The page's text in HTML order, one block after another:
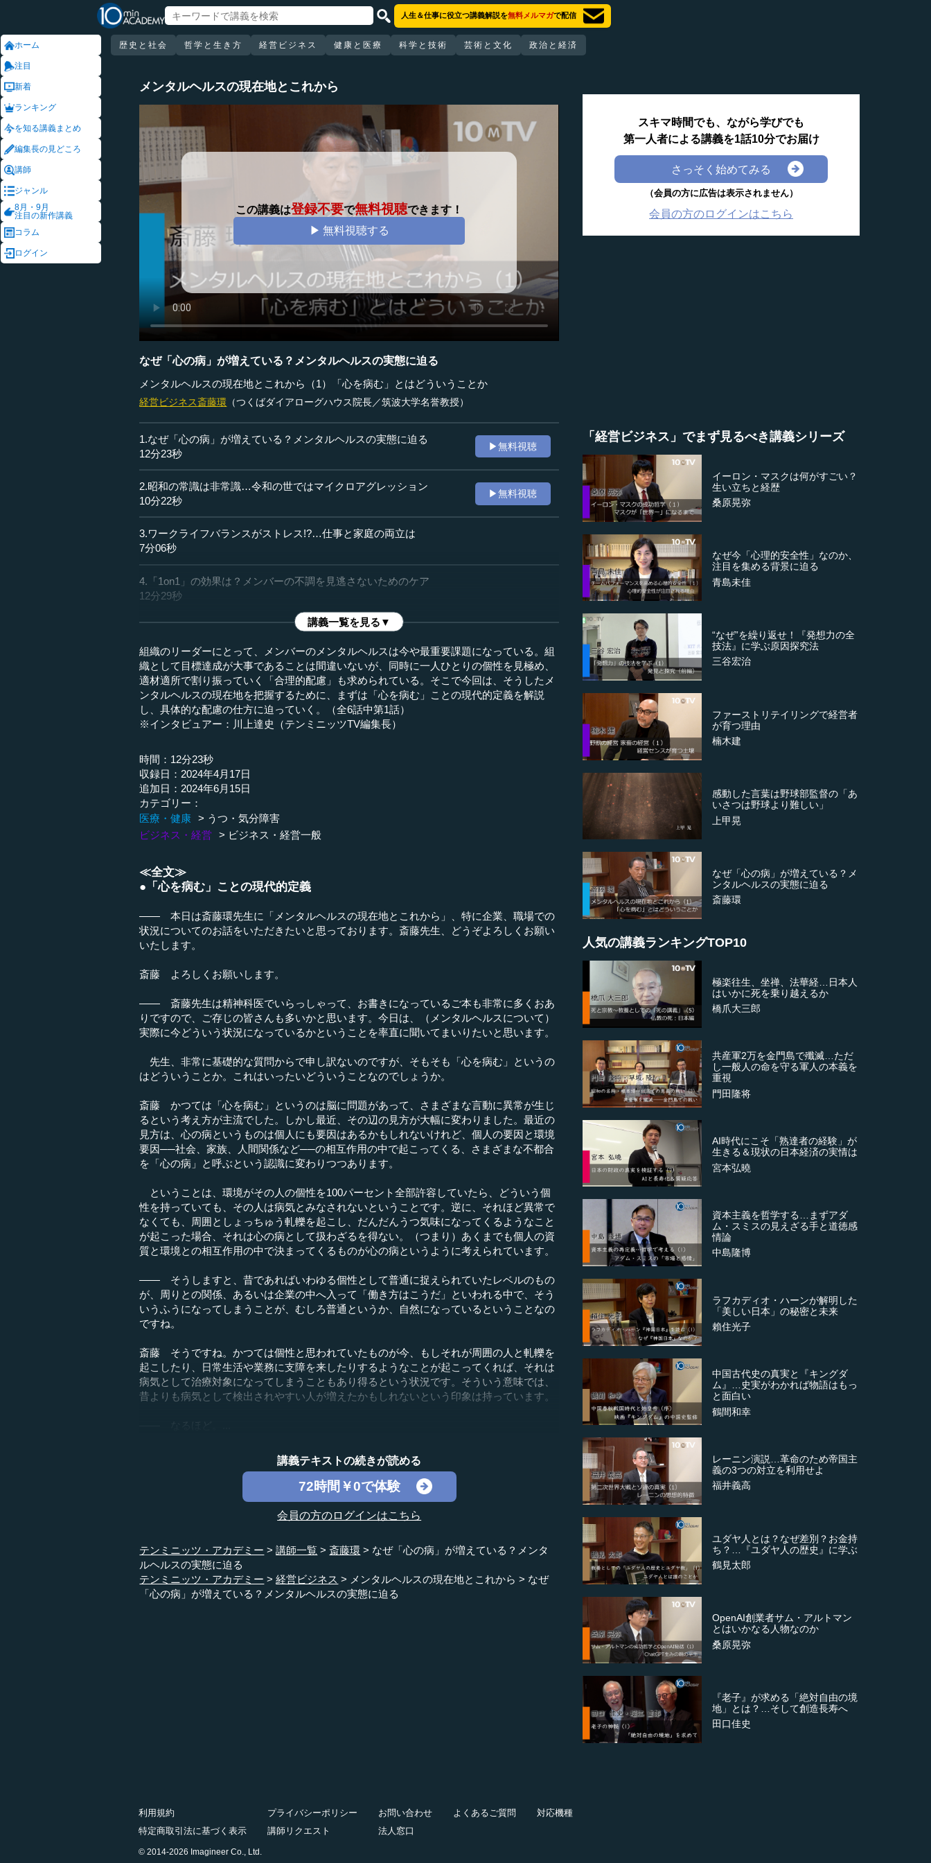
ホーム
注目
新着
ランキング
を知る講義まとめ
編集長の見どころ
講師
ジャンル
8月・9月
注目の新作講義
コラム
ログイン
人生＆仕事に役立つ講義解説を無料メルマガで配信
歴史と社会 哲学と生き方 経営ビジネス 健康と医療 科学と技術 芸術と文化 政治と経済
メンタルヘルスの現在地とこれから
この講義は登録不要で無料視聴できます！
▶ 無料視聴する
なぜ「心の病」が増えている？メンタルヘルスの実態に迫る
メンタルヘルスの現在地とこれから（1）「心を病む」とはどういうことか
経営ビジネス斎藤環 （つくばダイアローグハウス院長／筑波大学名誉教授）
1.なぜ「心の病」が増えている？メンタルヘルスの実態に迫る
12分23秒
▶無料視聴
2.昭和の常識は非常識…令和の世ではマイクロアグレッション
10分22秒
▶無料視聴
3.ワークライフバランスがストレス!?…仕事と家庭の両立は
7分06秒
4.「1on1」の効果は？メンバーの不調を見逃さないためのケア
12分29秒
講義一覧を見る▼
組織のリーダーにとって、メンバーのメンタルヘルスは今や最重要課題になっている。組
織として目標達成が大事であることは間違いないが、同時に一人ひとりの個性を見極め、
適材適所で割り振っていく「合理的配慮」も求められている。そこで今回は、そうしたメ
ンタルヘルスの現在地を把握するために、まずは「心を病む」ことの現代的定義を解説
し、具体的な配慮の仕方に迫っていく。（全6話中第1話）
※インタビュアー：川上達史（テンミニッツTV編集長）
時間：12分23秒
収録日：2024年4月17日
追加日：2024年6月15日
カテゴリー：
医療・健康
うつ・気分障害
ビジネス・経営
ビジネス・経営一般
≪全文≫
●「心を病む」ことの現代的定義
―― 本日は斎藤環先生に「メンタルヘルスの現在地とこれから」、特に企業、職場での
状況についてのお話をいただきたいと思っております。斎藤先生、どうぞよろしくお願い
いたします。
斎藤 よろしくお願いします。
―― 斎藤先生は精神科医でいらっしゃって、お書きになっているご本も非常に多くおあ
りですので、ご存じの皆さんも多いかと思います。今日は、（メンタルヘルスについて）
実際に今どういう状況になっているかということを率直に聞いてまいりたいと思います。
先生、非常に基礎的な質問からで申し訳ないのですが、そもそも「心を病む」というの
はどういうことか。これはいったいどういうことなのでしょうか。
斎藤 かつては「心を病む」というのは脳に問題があって、さまざまな言動に異常が生じ
るという考え方が主流でした。しかし最近、その辺の見方が大幅に変わりました。最近の
見方は、心の病というものは個人にも要因はあるかもしれないけれど、個人の要因と環境
要因──社会、家族、人間関係など──の相互作用の中で起こってくる、さまざまな不都合
を「心の病」と呼ぶという認識に変わりつつあります。
ということは、環境がその人の個性を100パーセント全部許容していたら、どういう個
性を持っていても、その人は病気とみなされないということです。逆に、それほど異常で
なくても、周囲としょっちゅう軋轢を起こし、だんだんうつ気味になってくるようなこと
が起こった場合、それは心の病として扱わざるを得ない。（つまり）あくまでも個人の資
質と環境との相互作用の中で決まってくるものが心の病というように考えられています。
―― そうしますと、昔であればいわゆる個性として普通に捉えられていたレベルのもの
が、周りとの関係、あるいは企業の中へ入って「働き方はこうだ」といわれる中で、そう
いうふうになってしまうことが、むしろ普通というか、自然になっているということなの
ですね。
斎藤 そうですね。かつては個性と思われていたものが今、もしそれが周囲の人と軋轢を
起こしたり、日常生活や業務に支障を来したりするようなことが起こってくれば、それは
病気として治療対象になってしまうこともあり得るという状況です。そういう意味では、
昔よりも病気として検出されやすい人が増えたかもしれないという印象は持っています。
講義テキストの続きが読める
72時間￥0で体験
会員の方のログインはこちら
テンミニッツ・アカデミー 講師一覧 斎藤環
なぜ「心の病」が増えている？メンタ
ルヘルスの実態に迫る
テンミニッツ・アカデミー
経営ビジネス メンタルヘルスの現在地とこれから
なぜ
「心の病」が増えている？メンタルヘルスの実態に迫る
スキマ時間でも、ながら学びでも
第一人者による講義を1話10分でお届け
さっそく始めてみる
（会員の方に広告は表示されません）
会員の方のログインはこちら
「経営ビジネス」でまず見るべき講義シリーズ
イーロン・マスクは何がすごい？
生い立ちと経歴
桑原晃弥
なぜ今「心理的安全性」なのか、
注目を集める背景に迫る
青島未佳
“なぜ”を繰り返せ！『発想力の全
技法』に学ぶ原因探究法
三谷宏治
ファーストリテイリングで経営者
が育つ理由
楠木建
感動した言葉は野球部監督の「あ
いさつは野球より難しい」
上甲晃
なぜ「心の病」が増えている？メ
ンタルヘルスの実態に迫る
斎藤環
人気の講義ランキングTOP10
極楽往生、坐禅、法華経…日本人
はいかに死を乗り越えるか
橋爪大三郎
共産軍2万を金門島で殲滅…ただ
し一般人の命を守る軍人の本義を
重視
門田隆将
AI時代にこそ「熟達者の経験」が
生きる＆現状の日本経済の実情は
宮本弘曉
資本主義を哲学する…まずアダ
ム・スミスの見えざる手と道徳感
情論
中島隆博
ラフカディオ・ハーンが解明した
「美しい日本」の秘密と未来
賴住光子
中国古代史の真実と『キングダ
ム』…史実がわかれば物語はもっ
と面白い
鶴間和幸
レーニン演説…革命のため帝国主
義の3つの対立を利用せよ
福井義高
ユダヤ人とは？なぜ差別？お金持
ち？…『ユダヤ人の歴史』に学ぶ
鶴見太郎
OpenAI創業者サム・アルトマン
とはいかなる人物なのか
桑原晃弥
『老子』が求める「絶対自由の境
地」とは？…そして創造長寿へ
田口佳史
利用規約 プライバシーポリシー お問い合わせ よくあるご質問
対応機種
特定商取引法に基づく表示
講師リクエスト 法人窓口
© 2014-2026 Imagineer Co., Ltd.